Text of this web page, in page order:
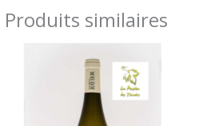
Produits similaires